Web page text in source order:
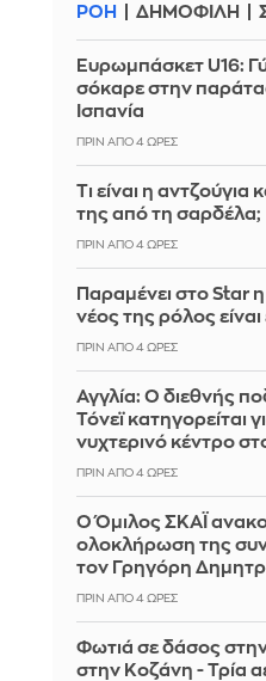
ΡΟΗ ΔΗΜΟΦΙΛΗ
Ευρωμπάσκετ U16:
σόκαρε στην
Ισπανία
ΠΡΙΝ ΑΠΌ 4 ΏΡΕΣ
Τι είναι η αντζούγια
της από τη σαρδέλα;
ΠΡΙΝ ΑΠΌ 4 ΏΡΕΣ
Παραμένει στο Star
νέος της ρόλος
ΠΡΙΝ ΑΠΌ 4 ΏΡΕΣ
Αγγλία: Ο διεθνής
Τόνεϊ κατηγορείται
νυχτερινό κέντρο
ΠΡΙΝ ΑΠΌ 4 ΏΡΕΣ
Ο Όμιλος ΣΚΑΪ
ολοκλήρωση της
τον Γρηγόρη
ΠΡΙΝ ΑΠΌ 4 ΏΡΕΣ
Φωτιά σε δάσος
στην Κοζάνη - Τρία